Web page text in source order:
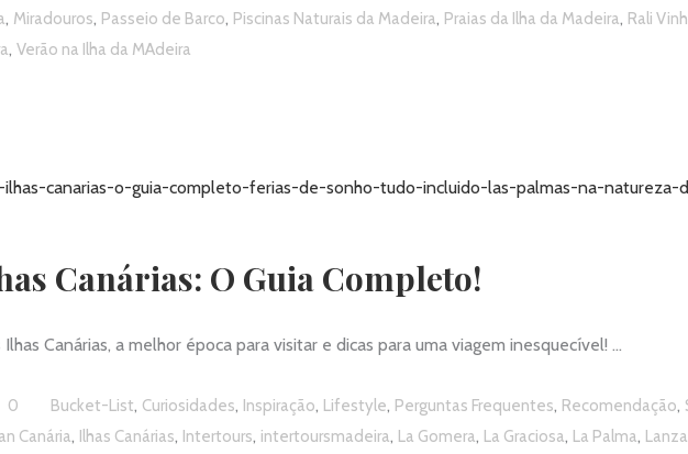
, Miradouros, Passeio de Barco, Piscinas Naturais da Madeira, Praias da Ilha da Madeira, Rali
, Verão na Ilha da MAdeira
Canárias: O Guia Completo!
Canárias, a melhor época para visitar e dicas para uma viagem inesquecível!
0 Bucket-List, Curiosidades, Inspiração, Lifestyle, Perguntas Frequentes, Recomendação,
Canária, Ilhas Canárias, Intertours, intertoursmadeira, La Gomera, La Graciosa, La Palma,